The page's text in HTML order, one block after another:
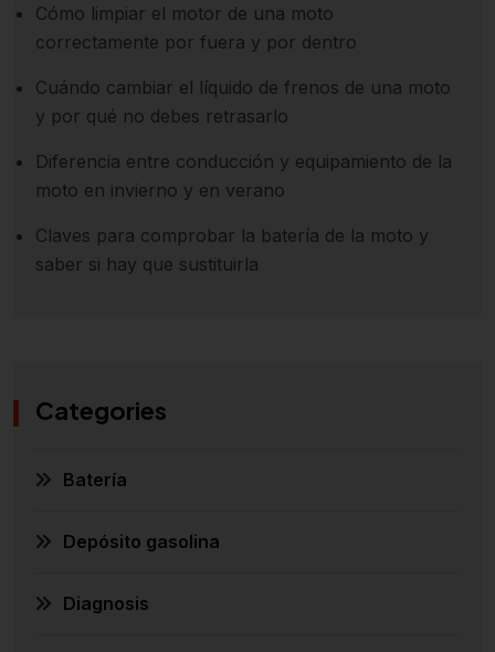
Cómo limpiar el motor de una moto
correctamente por fuera y por dentro
Cuándo cambiar el líquido de frenos de una moto
y por qué no debes retrasarlo
Diferencia entre conducción y equipamiento de la
moto en invierno y en verano
Claves para comprobar la batería de la moto y
saber si hay que sustituirla
Categories
Batería
Depósito gasolina
Diagnosis